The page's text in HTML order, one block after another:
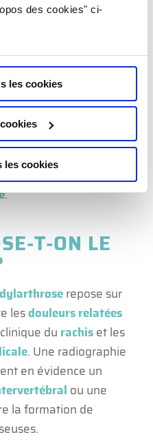
des cookies" ci-
les cookies
les cookies
les formes avancées,
périphériques
ainsi le
incluent parfois
ou unefatigue
.
T-ON LE
repose sur
lesdouleurs relatées
du rachiset les
. Une radiographie
en évidence un
ou une
la formation de